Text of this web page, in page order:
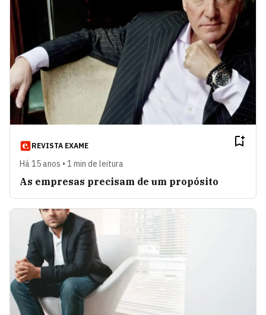
REVISTA EXAME
Há 15 anos • 1 min de leitura
As empresas precisam de um propósito